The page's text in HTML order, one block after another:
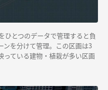
とつのデータで管理すると負
を分けて管理。この区画は3
っている建物・植栽が多い区画